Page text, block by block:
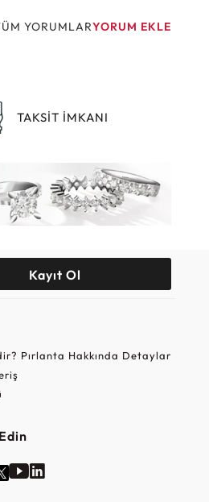
YORUMLARYORUM EKLE
TAKSİT İMKANI
Kayıt Ol
Pırlanta Hakkında Detaylar